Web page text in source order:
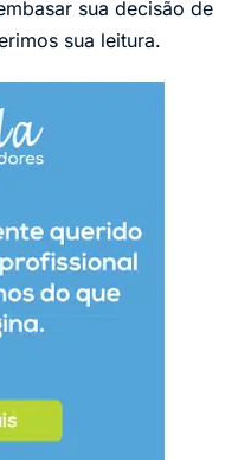
sua decisão de
sua leitura.